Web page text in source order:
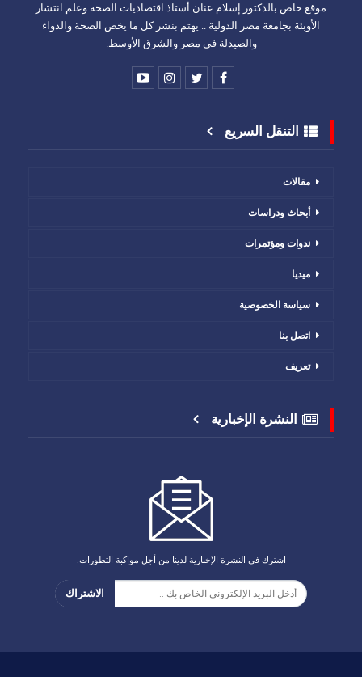
موقع خاص بالدكتور إسلام عنان أستاذ اقتصاديات الصحة وعلم انتشار
الأوبئة بجامعة مصر الدولية .. يهتم بنشر كل ما يخص الصحة والدواء
والصيدلة في مصر والشرق الأوسط.
التنقل السريع
مقالات
أبحاث ودراسات
ندوات ومؤتمرات
ميديا
سياسة الخصوصية
اتصل بنا
تعريف
النشرة الإخبارية
اشترك في النشرة الإخبارية لدينا من أجل مواكبة التطورات.
الاشتراك